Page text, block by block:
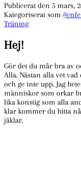
Publicerat den 5 mars,
Kategoriserat som
Träning
Hej!
Gör det du mår bra av
Alla. Nästan alla vet
och ge inte upp. Jag
människor som orkar
lika konstig som alla
klar kommer du hitta
jäklar.